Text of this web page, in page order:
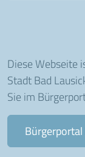
Diese Webseite
Stadt Bad
Sie im